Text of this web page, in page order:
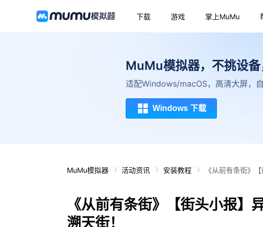
下载 游戏 掌上MuMu
MuMu模拟器，不挑设备
适配Windows/macOS，高清大屏，
Windows 下载
MuMu模拟器 活动资讯 安装教程 《从前有条街》
《从前有条街》【街头小报】
溯天街！